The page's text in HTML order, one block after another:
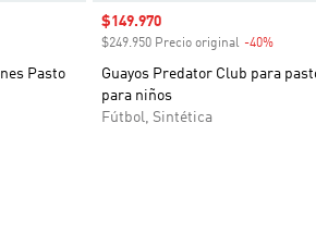
Pasto
Precio de venta
$149.970
$249.950 Precio original -40%
Guayos Predator Club para
para niños
Fútbol, Sintética